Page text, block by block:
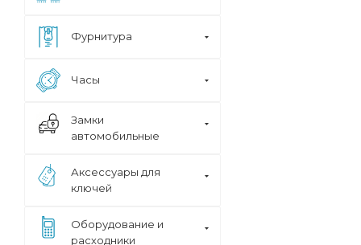
Фурнитура
Часы
Замки
автомобильные
Аксессуары для
ключей
Оборудование и
расходники